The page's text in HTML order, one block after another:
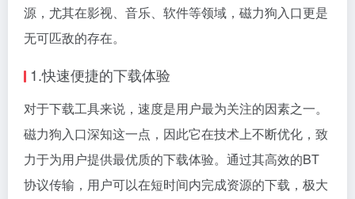
源，尤其在影视、音乐、软件等领域，磁力狗入口更是
无可匹敌的存在。
1.快速便捷的下载体验
对于下载工具来说，速度是用户最为关注的因素之一。
磁力狗入口深知这一点，因此它在技术上不断优化，致
力于为用户提供最优质的下载体验。通过其高效的BT
协议传输，用户可以在短时间内完成资源的下载，极大